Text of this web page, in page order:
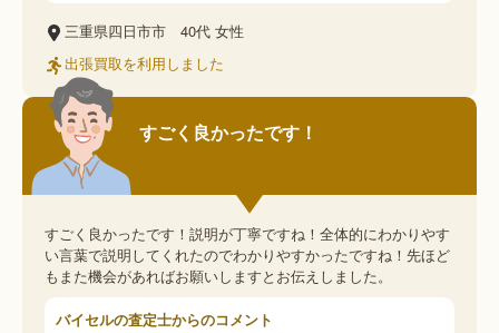
三重県四日市市 40代 女性
出張買取を利用しました
すごく良かったです！
すごく良かったです！説明が丁寧ですね！全体的にわかりやす
い言葉で説明してくれたのでわかりやすかったですね！先ほど
もまた機会があればお願いしますとお伝えしました。
バイセルの査定士からのコメント